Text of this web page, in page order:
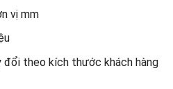
vị mm
đổi theo kích thước khách hàng